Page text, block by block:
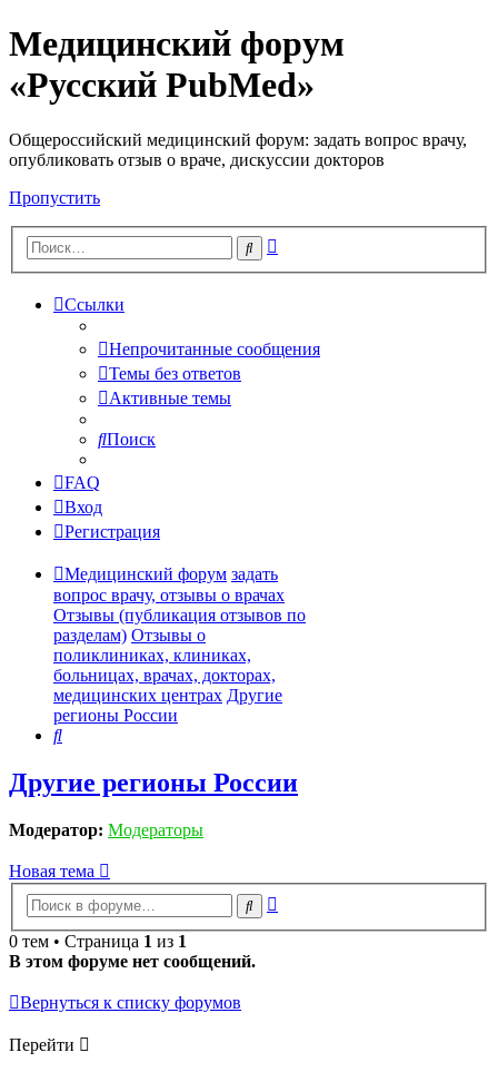
Медицинский форум
«Русский PubMed»
Общероссийский медицинский форум: задать вопрос врачу,
опубликовать отзыв о враче, дискуссии докторов
Пропустить
Поиск
Ссылки
Непрочитанные сообщения
Темы без ответов
Активные темы
Поиск
FAQ
Вход
Регистрация
Медицинский форум задать
вопрос врачу, отзывы о врачах
Отзывы (публикация отзывов по
разделам) Отзывы о
поликлиниках, клиниках,
больницах, врачах, докторах,
медицинских центрах Другие
регионы России
Поиск
Другие регионы России
Модератор: Модераторы
Новая тема
Поиск
0 тем • Страница 1 из 1
В этом форуме нет сообщений.
Вернуться к списку форумов
Перейти